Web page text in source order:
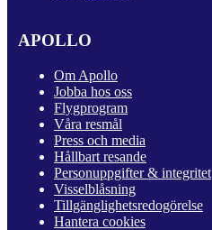
APOLLO
Om Apollo
Jobba hos oss
Flygprogram
Våra resmål
Press och media
Hållbart resande
Personuppgifter & integritet
Visselblåsning
Tillgänglighetsredogörelse
Hantera cookies